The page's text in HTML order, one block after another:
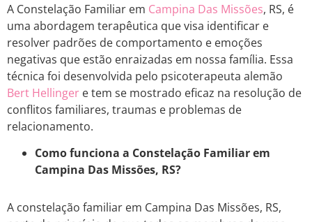
A Constelação Familiar em Campina Das Missões, RS, é
uma abordagem terapêutica que visa identificar e
resolver padrões de comportamento e emoções
negativas que estão enraizadas em nossa família. Essa
técnica foi desenvolvida pelo psicoterapeuta alemão
Bert Hellinger e tem se mostrado eficaz na resolução de
conflitos familiares, traumas e problemas de
relacionamento.
Como funciona a Constelação Familiar em
Campina Das Missões, RS?
A constelação familiar em Campina Das Missões, RS,